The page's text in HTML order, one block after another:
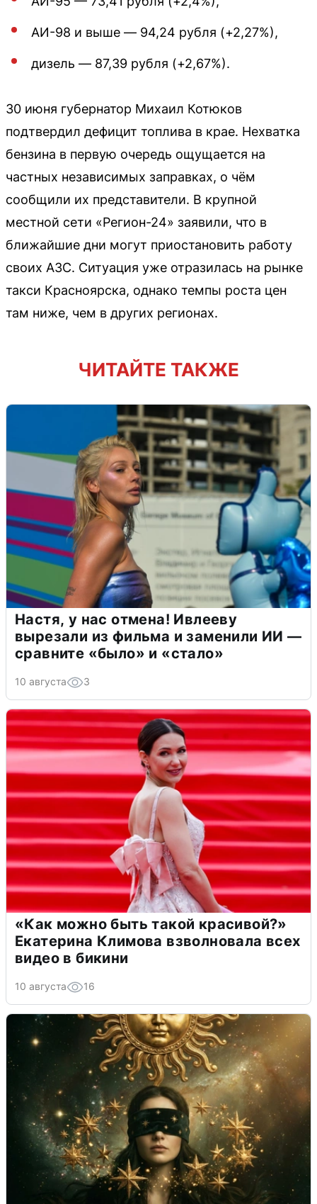
АИ-98 и выше — 94,24 рубля (+2,27%),
дизель — 87,39 рубля (+2,67%).
30 июня губернатор Михаил Котюков
подтвердил дефицит топлива в крае. Нехватка
бензина в первую очередь ощущается на
частных независимых заправках, о чём
сообщили их представители. В крупной
местной сети «Регион-24» заявили, что в
ближайшие дни могут приостановить работу
своих АЗС. Ситуация уже отразилась на рынке
такси Красноярска, однако темпы роста цен
там ниже, чем в других регионах.
ЧИТАЙТЕ ТАКЖЕ
Настя, у нас отмена! Ивлееву
вырезали из фильма и заменили ИИ —
сравните «было» и «стало»
10 августа 3
«Как можно быть такой красивой?»
Екатерина Климова взволновала всех
видео в бикини
10 августа 16